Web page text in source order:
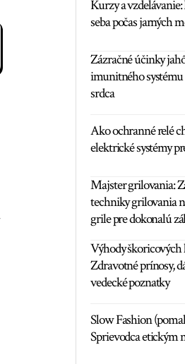
Kurzy a
seba počas jarných
Zázračné účinky
imunitného systému
srdca
Ako ochranné relé
elektrické systémy
Majster grilovania:
techniky grilovania
grile pre dokonalú
Výhody škoricových
Zdravotné prínosy,
vedecké poznatky
Slow Fashion
Sprievodca etickým